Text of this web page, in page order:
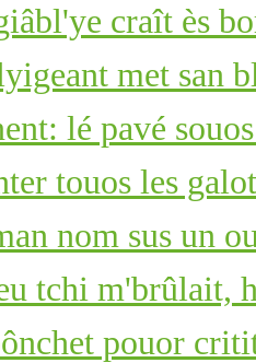
craît ès
met san
lé pavé
touos les
nom sus un
tchi m'brûlait,
pouor